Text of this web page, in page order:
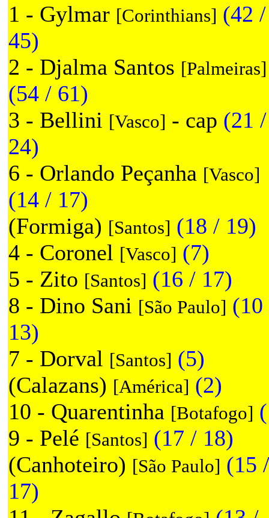
1 - Gylmar [Corinthians] (42 /
45)
2 - Djalma Santos [Palmeiras]
(54 / 61)
3 - Bellini [Vasco] - cap (21 /
24)
6 - Orlando Peçanha [Vasco]
(14 / 17)
(Formiga) [Santos] (18 / 19)
4 - Coronel [Vasco] (7)
5 - Zito [Santos] (16 / 17)
8 - Dino Sani [São Paulo] (10
13)
7 - Dorval [Santos] (5)
(Calazans) [América] (2)
10 - Quarentinha [Botafogo]
9 - Pelé [Santos] (17 / 18)
(Canhoteiro) [São Paulo] (15 /
17)